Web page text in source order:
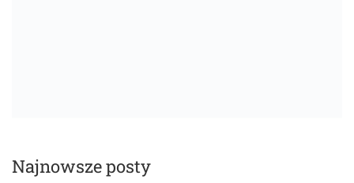
Najnowsze posty